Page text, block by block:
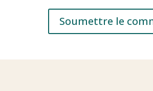
Soumettre le